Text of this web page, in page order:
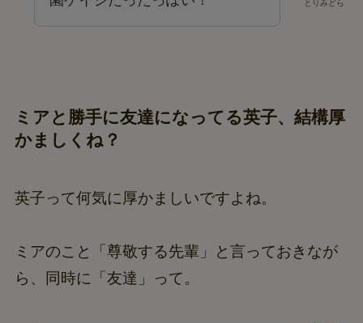
とりみどら
ミアと勝手に友達になってる英子、結構厚
かましくね？
英子って何気に厚かましいですよね。
ミアのこと「尊敬する先輩」と言っておきなが
ら、同時に「友達」って。